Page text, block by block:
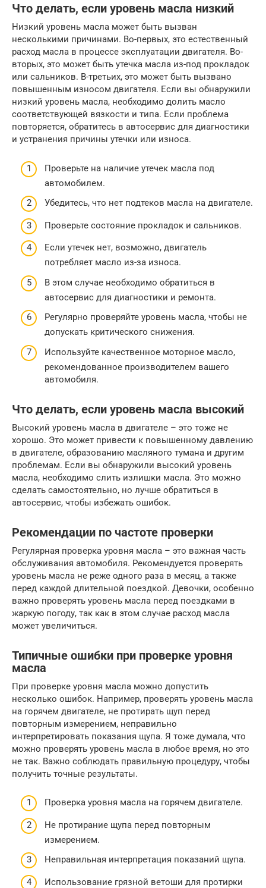
Что делать, если уровень масла низкий
Низкий уровень масла может быть вызван
несколькими причинами. Во-первых, это естественный
расход масла в процессе эксплуатации двигателя. Во-
вторых, это может быть утечка масла из-под прокладок
или сальников. В-третьих, это может быть вызвано
повышенным износом двигателя. Если вы обнаружили
низкий уровень масла, необходимо долить масло
соответствующей вязкости и типа. Если проблема
повторяется, обратитесь в автосервис для диагностики
и устранения причины утечки или износа.
Проверьте на наличие утечек масла под
автомобилем.
Убедитесь, что нет подтеков масла на двигателе.
Проверьте состояние прокладок и сальников.
Если утечек нет, возможно, двигатель
потребляет масло из-за износа.
В этом случае необходимо обратиться в
автосервис для диагностики и ремонта.
Регулярно проверяйте уровень масла, чтобы не
допускать критического снижения.
Используйте качественное моторное масло,
рекомендованное производителем вашего
автомобиля.
Что делать, если уровень масла высокий
Высокий уровень масла в двигателе – это тоже не
хорошо. Это может привести к повышенному давлению
в двигателе, образованию масляного тумана и другим
проблемам. Если вы обнаружили высокий уровень
масла, необходимо слить излишки масла. Это можно
сделать самостоятельно, но лучше обратиться в
автосервис, чтобы избежать ошибок.
Рекомендации по частоте проверки
Регулярная проверка уровня масла – это важная часть
обслуживания автомобиля. Рекомендуется проверять
уровень масла не реже одного раза в месяц, а также
перед каждой длительной поездкой. Девочки, особенно
важно проверять уровень масла перед поездками в
жаркую погоду, так как в этом случае расход масла
может увеличиться.
Типичные ошибки при проверке уровня
масла
При проверке уровня масла можно допустить
несколько ошибок. Например, проверять уровень масла
на горячем двигателе, не протирать щуп перед
повторным измерением, неправильно
интерпретировать показания щупа. Я тоже думала, что
можно проверять уровень масла в любое время, но это
не так. Важно соблюдать правильную процедуру, чтобы
получить точные результаты.
Проверка уровня масла на горячем двигателе.
Не протирание щупа перед повторным
измерением.
Неправильная интерпретация показаний щупа.
Использование грязной ветоши для протирки